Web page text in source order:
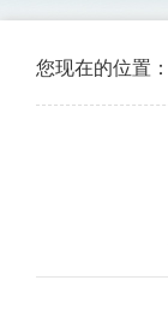
您现在的位置：